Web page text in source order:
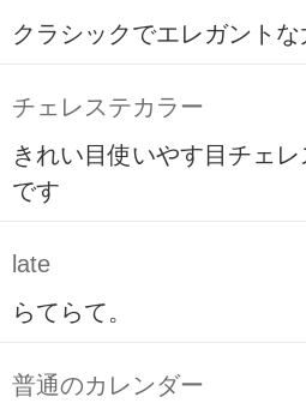
クラシックでエレガント
チェレステカラー
きれい目使いやす目チェ
です
late
らてらて。
普通のカレンダー